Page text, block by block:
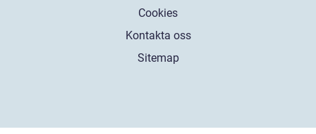
Cookies
Kontakta oss
Sitemap